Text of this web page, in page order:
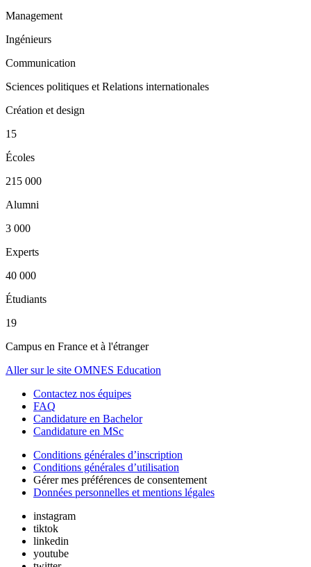
Management
Ingénieurs
Communication
Sciences politiques et Relations internationales
Création et design
15
Écoles
215 000
Alumni
3 000
Experts
40 000
Étudiants
19
Campus en France et à l'étranger
Aller sur le site OMNES Education
Contactez nos équipes
FAQ
Candidature en Bachelor
Candidature en MSc
Conditions générales d’inscription
Conditions générales d’utilisation
Gérer mes préférences de consentement
Données personnelles et mentions légales
instagram
tiktok
linkedin
youtube